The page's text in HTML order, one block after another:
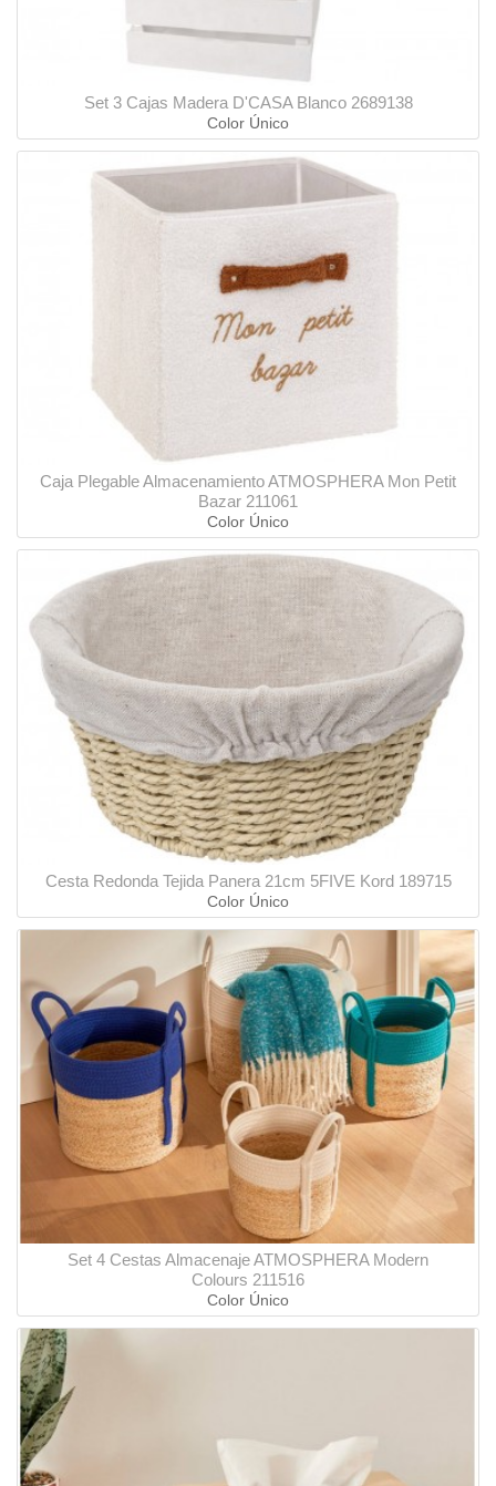
Set 3 Cajas Madera D'CASA Blanco 2689138
Color Único
Caja Plegable Almacenamiento ATMOSPHERA Mon Petit
Bazar 211061
Color Único
Cesta Redonda Tejida Panera 21cm 5FIVE Kord 189715
Color Único
Set 4 Cestas Almacenaje ATMOSPHERA Modern
Colours 211516
Color Único